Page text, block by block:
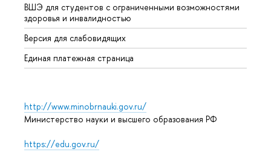
ВШЭ для студентов с ограниченными возможностями
здоровья и инвалидностью
Версия для слабовидящих
Единая платежная страница
http://www.minobrnauki.gov.ru/
Министерство науки и высшего образования РФ
https://edu.gov.ru/